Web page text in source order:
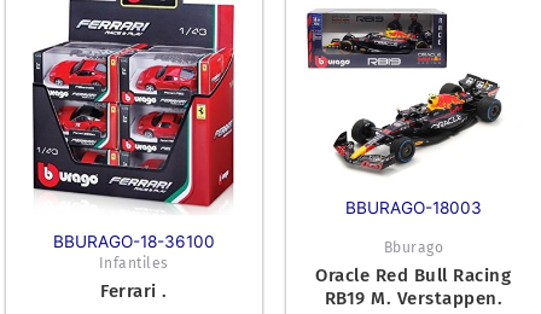
BBURAGO-18-36100
Infantiles
Ferrari .
BBURAGO-18003
Bburago
Oracle Red Bull Racing
RB19 M. Verstappen.